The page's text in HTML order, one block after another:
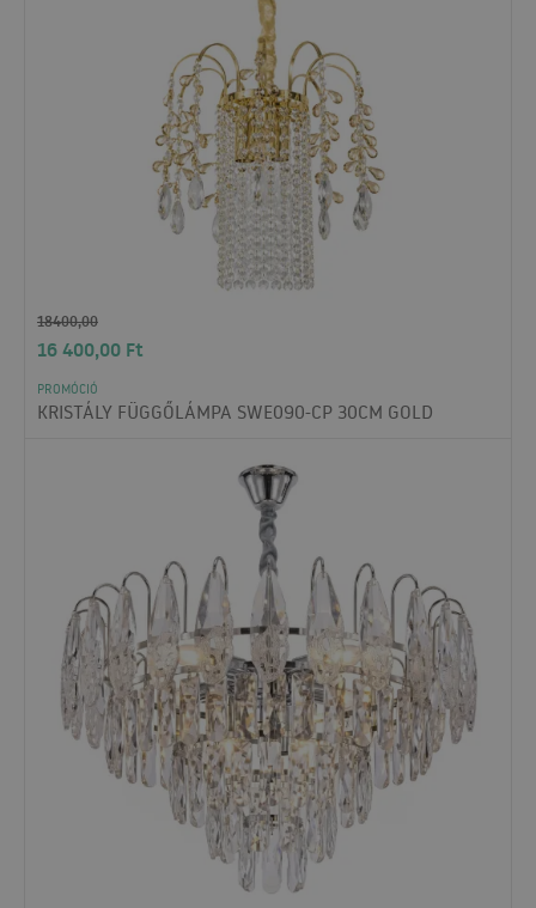
18400,00
16 400,00 Ft
PROMÓCIÓ
KRISTÁLY FÜGGŐLÁMPA SWE090-CP 30CM GOLD